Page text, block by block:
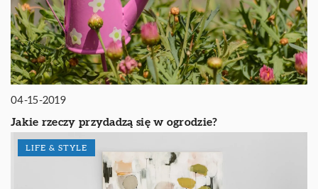
04-15-2019
Jakie rzeczy przydadzą się w ogrodzie?
LIFE & STYLE